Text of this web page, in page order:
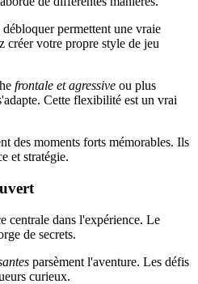
permettent une vraie
créer votre propre style de jeu
frontale et agressive ou plus
Cette flexibilité est un vrai
des moments forts mémorables. Ils
et stratégie.
centrale dans l'expérience. Le
de secrets.
parsèment l'aventure. Les défis
curieux.